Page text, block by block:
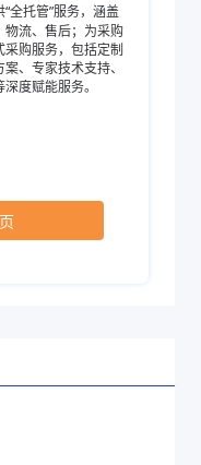
径mm72.9,罐高
全托管”服务，涵盖
物流、售后；为采购
采购服务，包括定制
、专家技术支持、
度赋能服务。